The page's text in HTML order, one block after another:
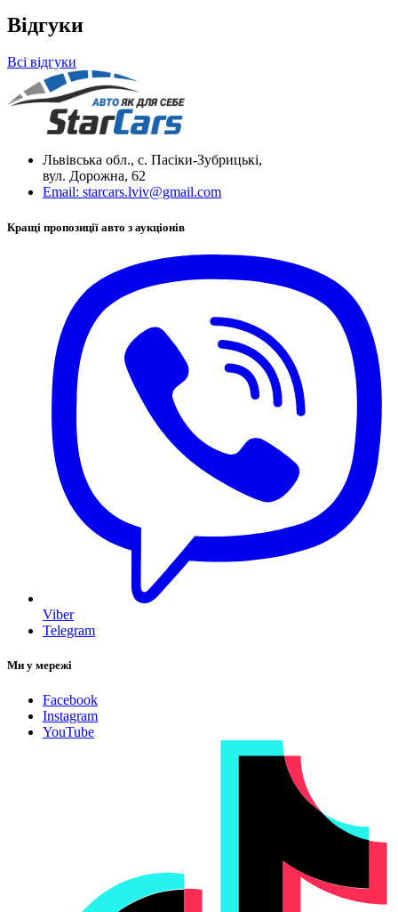
Відгуки
Всі відгуки
Львівська обл., с. Пасіки-Зубрицькі,
вул. Дорожна, 62
Email: starcars.lviv@gmail.com
Кращі пропозиції авто з аукціонів
Viber
Telegram
Ми у мережі
Facebook
Instagram
YouTube